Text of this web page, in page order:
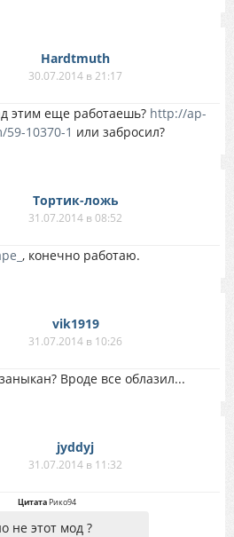
Hardtmuth
30.07.2014 в 21:17
этим еще работаешь? http://ap-
10370-1 или забросил?
Тортик-ложь
31.07.2014 в 08:52
, конечно работаю.
vik1919
31.07.2014 в 10:26
Вроде все облазил...
jyddyj
31.07.2014 в 11:32
ЦитатаРико94
не этот мод ?